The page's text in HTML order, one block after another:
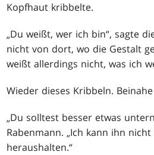
Kopfhaut kribbelte.
„Du weißt, wer ich bin“, sagte
nicht von dort, wo die Gestalt
weißt allerdings nicht, was ich
Wieder dieses Kribbeln.
„Du solltest besser etwas
Rabenmann. „Ich kann ihn
heraushalten.“